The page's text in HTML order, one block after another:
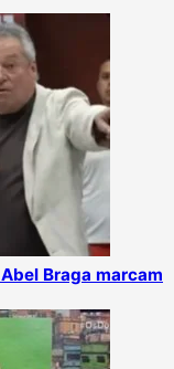
Braga marcam